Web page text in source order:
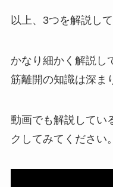
以上、3つを解説して
かなり細かく解説し
筋離開の知識は深ま
動画でも解説してい
クしてみてください。